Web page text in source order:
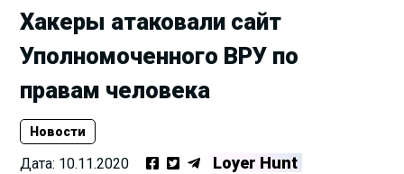
Хакеры атаковали сайт
Уполномоченного ВРУ по
правам человека
Новости
Дата: 10.11.2020 Loyer Hunt